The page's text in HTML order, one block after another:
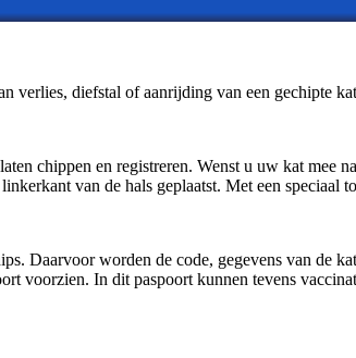
verlies, diefstal of aanrijding van een gechipte
chippen en registreren. Wenst u uw kat mee
van de hals geplaatst. Met een speciaal
Daarvoor worden de code, gegevens van de
voorzien. In dit paspoort kunnen tevens